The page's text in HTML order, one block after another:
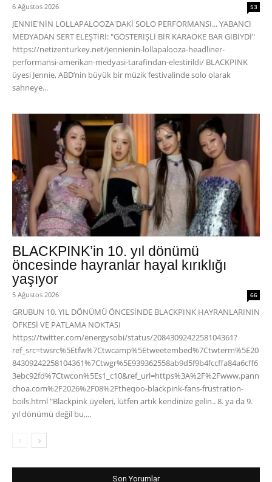
6 Ağustos 2026 53
JENNIE'NİN LOLLAPALOOZA'DAKİ SOLO PERFORMANSI... YABANCI
MEDYADAN SERT ELEŞTİRİ: "GÖSTERİŞLİ BİR KARAOKE BAR GİBİYDİ"
https://netizenturkey.net/jennienin-lollapalooza-headliner-
performansi-amerikan-medyasi-tarafindan-elestirildi/ BLACKPINK
üyesi Jennie, ABD’nin büyük bir müzik festivalinde solo olarak
sahneye...
BLACKPINK’in 10. yıl dönümü
öncesinde hayranlar hayal kırıklığı
yaşıyor
5 Ağustos 2026 66
GRUBUN 10. YIL DÖNÜMÜ ÖNCESİNDE BLACKPINK HAYRANLARININ
ÖFKESİ VE PATLAMA NOKTASI
https://twitter.com/energysobi/status/2084309242258104361?
ref_src=twsrc%5Etfw%7Ctwcamp%5Etweetembed%7Ctwterm%5E20
84309242258104361%7Ctwgr%5E939362558ab9d5f9b4fccffa84a6cff6
3ebc92fd%7Ctwcon%5Es1_c10&ref_url=https%3A%2F%2Fwww.pann
choa.com%2F2026%2F08%2Ftheqoo-blackpink-fans-frustration-
boils.html "Blackpink üyeleri, lütfen artık kendinize gelin.. 8. ya da 9.
yıl dönümü değil bu,...
Son Yorumlar